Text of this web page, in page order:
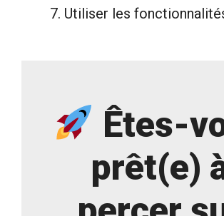
Utiliser les
Êtes-
prêt(e)